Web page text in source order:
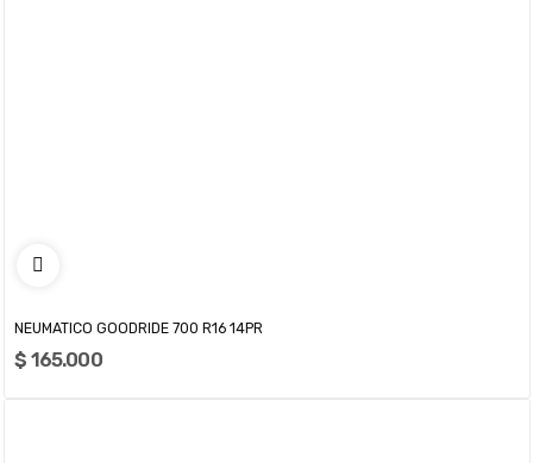
NEUMATICO GOODRIDE 700 R16 14PR
$ 165.000